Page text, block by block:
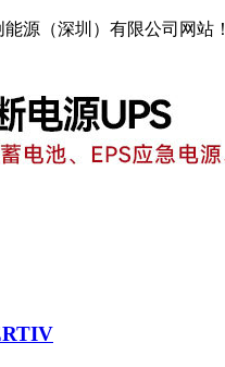
源（深圳）有限公司网站！